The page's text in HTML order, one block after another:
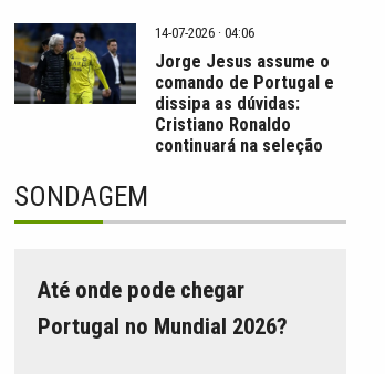
14-07-2026 · 04:06
Jorge Jesus assume o
comando de Portugal e
dissipa as dúvidas:
Cristiano Ronaldo
continuará na seleção
SONDAGEM
Até onde pode chegar
Portugal no Mundial 2026?